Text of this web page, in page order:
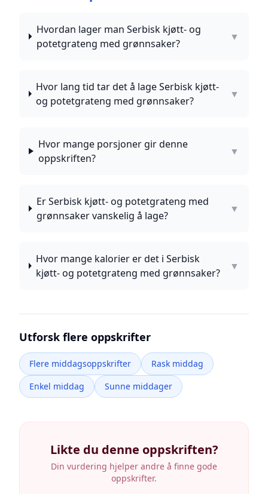
Hvordan lager man Serbisk kjøtt- og
potetgrateng med grønnsaker?
▼
Hvor lang tid tar det å lage Serbisk kjøtt-
og potetgrateng med grønnsaker?
▼
Hvor mange porsjoner gir denne
oppskriften?
▼
Er Serbisk kjøtt- og potetgrateng med
grønnsaker vanskelig å lage?
▼
Hvor mange kalorier er det i Serbisk
kjøtt- og potetgrateng med grønnsaker?
▼
Utforsk flere oppskrifter
Flere middagsoppskrifter
Rask middag
Enkel middag
Sunne middager
Likte du denne oppskriften?
Din vurdering hjelper andre å finne gode
oppskrifter.